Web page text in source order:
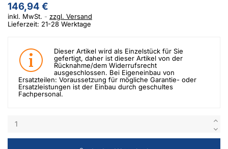
146,94 €
inkl. MwSt.
zzgl. Versand
Lieferzeit: 21-28 Werktage
Dieser Artikel wird als Einzelstück für Sie
gefertigt, daher ist dieser Artikel von der
Rücknahme/dem Widerrufsrecht
ausgeschlossen. Bei Eigeneinbau von
Ersatzteilen: Voraussetzung für mögliche Garantie- oder
Ersatzleistungen ist der Einbau durch geschultes
Fachpersonal.